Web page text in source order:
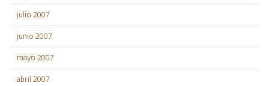
julio 2007
junio 2007
mayo 2007
abril 2007